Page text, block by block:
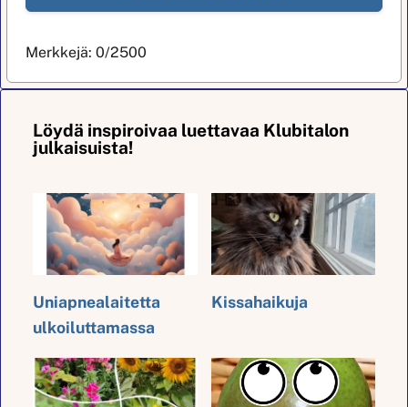
Merkkejä:0/2500
Löydä inspiroivaa luettavaa Klubitalon
julkaisuista!
Uniapnealaitetta
ulkoiluttamassa
Kissahaikuja